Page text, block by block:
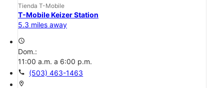
Tienda T-Mobile
T-Mobile Keizer Station
5.3 miles away
access_time
Dom.:
11:00 a.m. a 6:00 p.m.
call (503) 463-1463
location_on